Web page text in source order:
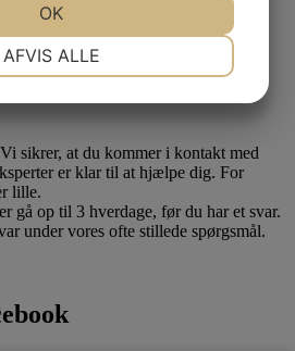
du søgte, eller har du
sikrer, at du kommer i kontakt med
er klar til at hjælpe dig. For
lille.
gå op til 3 hverdage, før du har et svar.
under vores ofte stillede spørgsmål.
AFVIS ALLE
OK